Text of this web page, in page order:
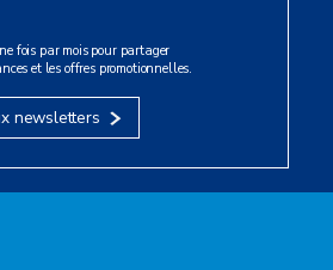
fois par mois pour partager
et les offres promotionnelles.
newsletters